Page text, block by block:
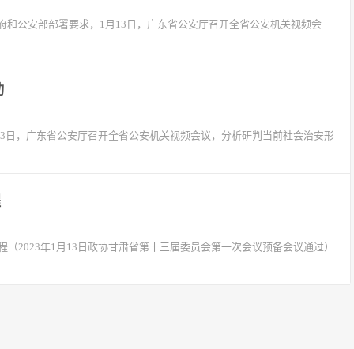
公安部部署要求，1月13日，广东省公安厅召开全省公安机关视频会
，广东省公安厅召开全省公安机关视频会议，分析研判当前社会治安形
2023年1月13日政协甘肃省第十三届委员会第一次会议预备会议通过）